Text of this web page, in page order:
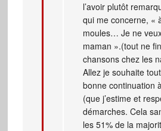
l’avoir plutôt
qui me concerne, «
moules… Je ne
maman ».(tout ne
chansons chez les
Allez je souhaite
bonne continuation
(que j’estime et
démarches. Cela
les 51% de la